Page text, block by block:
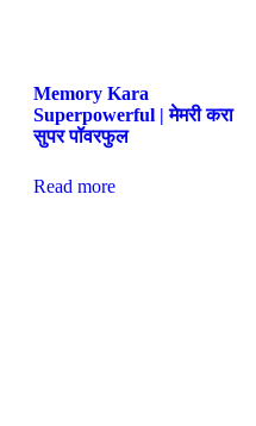
Memory Kara
Superpowerful | मेमरी करा
सुपर पॉवरफुल
Read more